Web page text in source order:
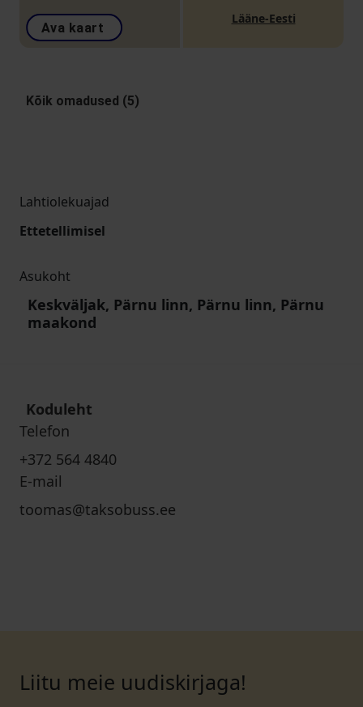
Ava kaart
Lääne-Eesti
Kõik omadused (5)
Lahtiolekuajad
Ettetellimisel
Asukoht
Keskväljak, Pärnu linn, Pärnu linn, Pärnu
maakond
Koduleht
Telefon
+372 564 4840
E-mail
toomas@taksobuss.ee
Liitu meie uudiskirjaga!